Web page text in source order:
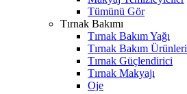
Tümünü Gör
Tırnak Bakımı
Tırnak Bakım Yağı
Tırnak Bakım Ürünleri
Tırnak Güçlendirici
Tırnak Makyajı
Oje